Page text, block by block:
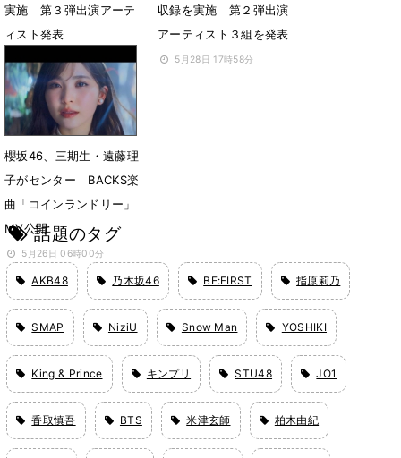
実施 第３弾出演アーテ
ィスト発表
6月1日 22時44分
収録を実施 第２弾出演
アーティスト３組を発表
5月28日 17時58分
櫻坂46、三期生・遠藤理
子がセンター BACKS楽
曲「コインランドリー」
MV公開
5月26日 06時00分
話題のタグ
AKB48 乃木坂46 BE:FIRST 指原莉乃
SMAP NiziU Snow Man YOSHIKI
King & Prince キンプリ STU48 JO1
香取慎吾 BTS 米津玄師 柏木由紀